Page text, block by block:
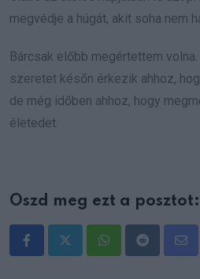
megvédje a húgát, akit soha nem
Bárcsak előbb megértettem
szeretet későn érkezik ahhoz,
de még időben ahhoz, hogy
életedet.
Oszd meg ezt a posztot:
WhatsappReddit